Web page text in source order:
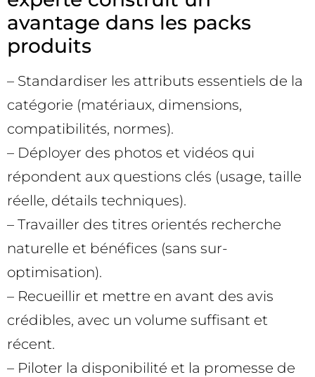
avantage dans les packs
produits
– Standardiser les attributs essentiels de la
catégorie (matériaux, dimensions,
compatibilités, normes).
– Déployer des photos et vidéos qui
répondent aux questions clés (usage, taille
réelle, détails techniques).
– Travailler des titres orientés recherche
naturelle et bénéfices (sans sur-
optimisation).
– Recueillir et mettre en avant des avis
crédibles, avec un volume suffisant et
récent.
– Piloter la disponibilité et la promesse de